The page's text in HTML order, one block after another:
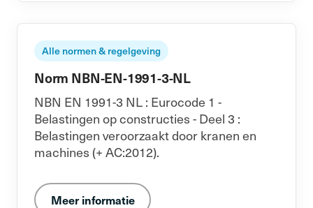
Alle normen & regelgeving
Norm NBN-EN-1991-3-NL
NBN EN 1991-3 NL : Eurocode 1 -
Belastingen op constructies - Deel 3 :
Belastingen veroorzaakt door kranen en
machines (+ AC:2012).
Meer informatie